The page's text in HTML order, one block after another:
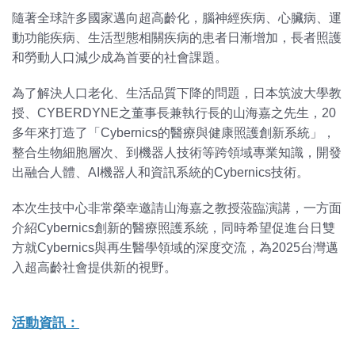
隨著全球許多國家邁向超高齡化，腦神經疾病、心臟病、運
動功能疾病、生活型態相關疾病的患者日漸增加，長者照護
和勞動人口減少成為首要的社會課題。
為了解決人口老化、生活品質下降的問題，日本筑波大學教
授、CYBERDYNE之董事長兼執行長的山海嘉之先生，20
多年來打造了「Cybernics的醫療與健康照護創新系統」，
整合生物細胞層次、到機器人技術等跨領域專業知識，開發
出融合人體、AI機器人和資訊系統的Cybernics技術。
本次生技中心非常榮幸邀請山海嘉之教授蒞臨演講，一方面
介紹Cybernics創新的醫療照護系統，同時希望促進台日雙
方就Cybernics與再生醫學領域的深度交流，為2025台灣邁
入超高齡社會提供新的視野。
活動資訊：